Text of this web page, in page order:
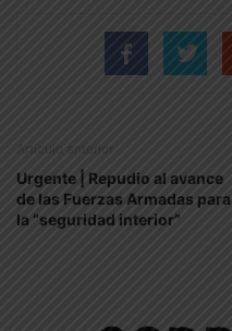
Artículo anterior
Urgente | Repudio al avance
de las Fuerzas Armadas para
la “seguridad interior”